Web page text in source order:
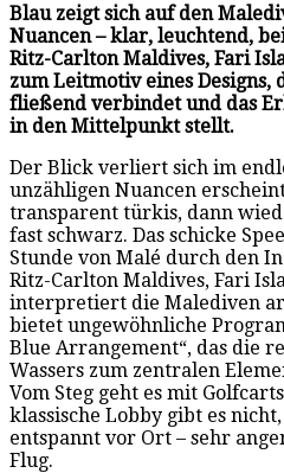
Blau zeigt sich auf den
Nuancen – klar, leuchtend,
Ritz-Carlton Maldives, Fari
zum Leitmotiv eines
fließend verbindet und das
in den Mittelpunkt stellt.
Der Blick verliert sich im
unzähligen Nuancen
transparent türkis, dann
fast schwarz. Das schicke
Stunde von Malé durch den
Ritz-Carlton Maldives, Fari
interpretiert die Malediven
bietet ungewöhnliche
Blue Arrangement“, das die
Wassers zum zentralen
Vom Steg geht es mit
klassische Lobby gibt es
entspannt vor Ort – sehr
Flug.